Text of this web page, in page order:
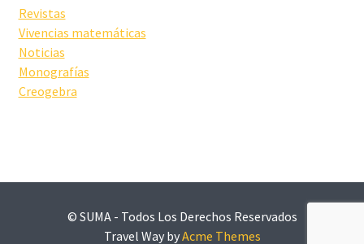
Revistas
Vivencias matemáticas
Noticias
Monografías
Creogebra
© SUMA - Todos Los Derechos Reservados
Travel Way byAcme Themes